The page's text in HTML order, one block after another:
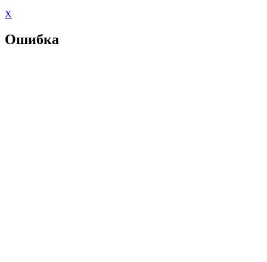
X
Ошибка